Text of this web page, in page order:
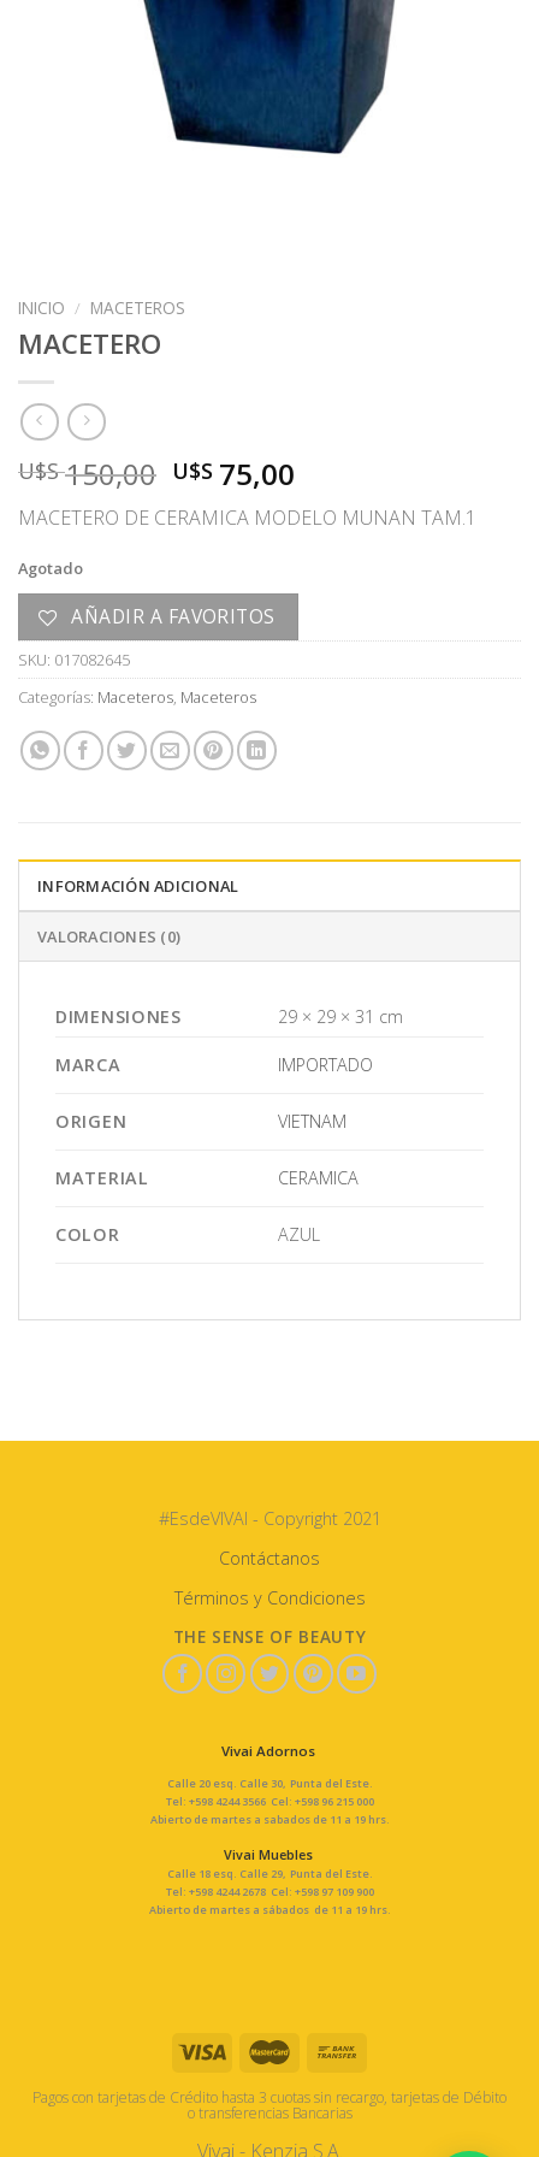
INICIO / MACETEROS
MACETERO
U$S150,00 El
precio
original
U$S
150,00.
U$S 75,00
precio
actual
U$S
MACETERO DE CERAMICA MODELO MUNAN TAM.1
Agotado
AÑADIR A FAVORITOS
SKU: 017082645
Categorías: Maceteros, Maceteros
INFORMACIÓN ADICIONAL
VALORACIONES (0)
DIMENSIONES 29 × 29 × 31 cm
MARCA IMPORTADO
ORIGEN VIETNAM
MATERIAL CERAMICA
COLOR AZUL
#EsdeVIVAI - Copyright 2021
Contáctanos
Términos y Condiciones
THE SENSE OF BEAUTY
Vivai Adornos
Calle 20 esq. Calle 30, Punta del Este.
Tel: +598 4244 3566 Cel: +598 96 215 000
Abierto de martes a sabados de 11 a 19 hrs.
Vivai Muebles
Calle 18 esq. Calle 29, Punta del Este.
Tel: +598 4244 2678 Cel: +598 97 109 900
Abierto de martes a sábados de 11 a 19 hrs.
Pagos con tarjetas de Crédito hasta 3 cuotas sin recargo, tarjetas de Débito
o transferencias Bancarias
Vivai - Kenzia S.A.